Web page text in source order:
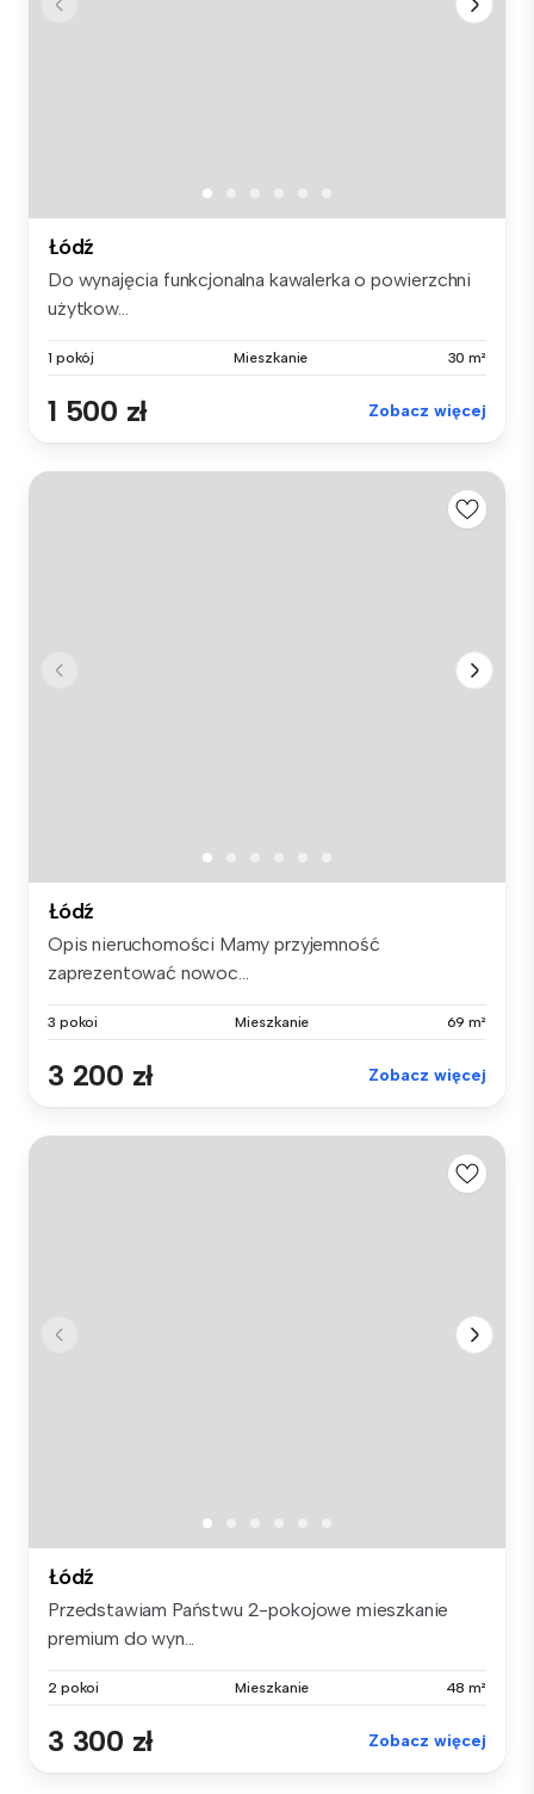
Łódź
Do wynajęcia funkcjonalna kawalerka o powierzchni
użytkow...
1 pokój Mieszkanie 30 m²
1 500 zł Zobacz więcej
Łódź
Opis nieruchomości Mamy przyjemność
zaprezentować nowoc...
3 pokoi Mieszkanie 69 m²
3 200 zł Zobacz więcej
Łódź
Przedstawiam Państwu 2-pokojowe mieszkanie
premium do wyn...
2 pokoi Mieszkanie 48 m²
3 300 zł Zobacz więcej